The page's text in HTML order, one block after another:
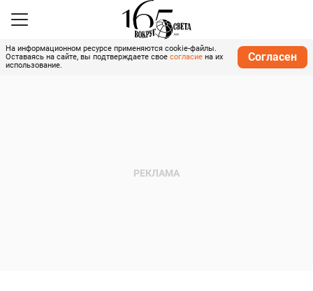
На информационном ресурсе применяются cookie-файлы.
Оставаясь на сайте, вы подтверждаете свое согласие на их
использование.
Согласен